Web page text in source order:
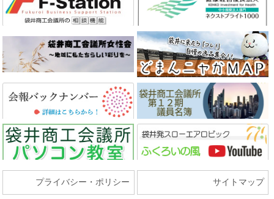
プライバシー・ポリシー サイトマップ